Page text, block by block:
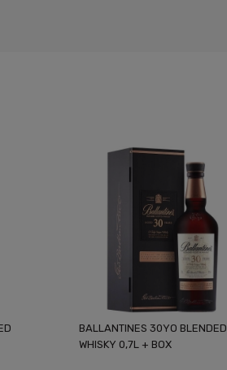
BALLANTINES 30YO BLENDED
WHISKY 0,7L + BOX